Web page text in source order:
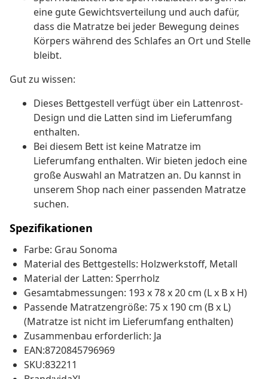
eine gute Gewichtsverteilung und auch dafür,
dass die Matratze bei jeder Bewegung deines
Körpers während des Schlafes an Ort und Stelle
bleibt.
Gut zu wissen:
Dieses Bettgestell verfügt über ein Lattenrost-
Design und die Latten sind im Lieferumfang
enthalten.
Bei diesem Bett ist keine Matratze im
Lieferumfang enthalten. Wir bieten jedoch eine
große Auswahl an Matratzen an. Du kannst in
unserem Shop nach einer passenden Matratze
suchen.
Spezifikationen
Farbe: Grau Sonoma
Material des Bettgestells: Holzwerkstoff, Metall
Material der Latten: Sperrholz
Gesamtabmessungen: 193 x 78 x 20 cm (L x B x H)
Passende Matratzengröße: 75 x 190 cm (B x L)
(Matratze ist nicht im Lieferumfang enthalten)
Zusammenbau erforderlich: Ja
EAN:8720845796969
SKU:832211